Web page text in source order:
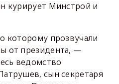
курирует Минстрой и
которому прозвучали
от президента, —
ведомство
сын секретаря